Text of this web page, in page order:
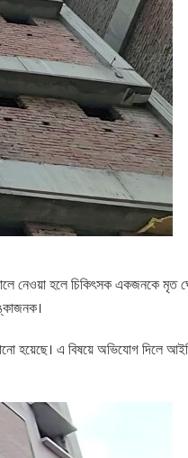
নেওয়া হলে চিকিৎসক একজনকে মৃত
হয়েছে। এ বিষয়ে অভিযোগ দিলে